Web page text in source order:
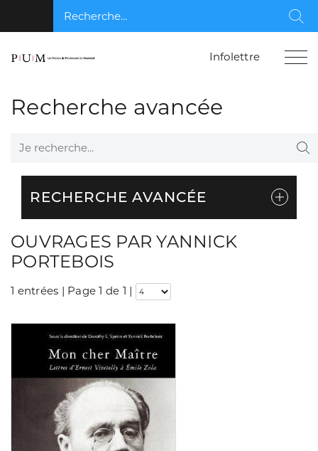
Recherche...
Infolettre
Recherche avancée
Je recherche...
RECHERCHE AVANCÉE
OUVRAGES PAR YANNICK
PORTEBOIS
1 entrées | Page 1 de 1 |